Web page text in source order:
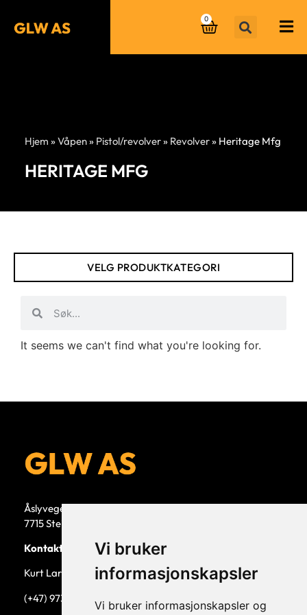
Vi bruker
informasjonskapsler
Vi bruker informasjonskapsler og
0
Hjem »Våpen» Pistol/revolver» Revolver» Heritage Mfg
HERITAGE MFG
VELG PRODUKTKATEGORI
It seems we can't find what you're looking for.
Åslyvegen 5b
7715 Steinkjer
Kontaktperson
Kurt Larsen, daglig leder.
(+47) 973 33 332